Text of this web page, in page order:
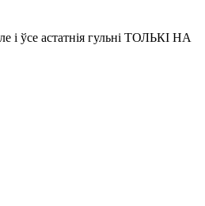
ўсе астатнія гульні ТОЛЬКІ НА